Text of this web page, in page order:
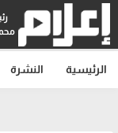
الرئيسية النشرة